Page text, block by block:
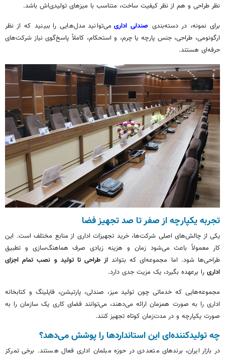
نظر طراحی و هم از نظر کیفیت ساخت، متناسب با میزهای تولیدی‌اش باشد.
برای نمونه، در دسته‌بندی صندلی اداریمی‌توانید مدل‌هایی را ببینید که از نظر
ارگونومی، طراحی، جنس پارچه یا چرم، و استحکام، کاملاً پاسخ‌گوی نیاز شرکت‌های
حرفه‌ای هستند.
تجربه یکپارچه از صفر تا صد تجهیز فضا
یکی از چالش‌های اصلی شرکت‌ها، خرید تجهیزات اداری از منابع مختلف است. این
کار معمولاً باعث می‌شود زمان و هزینه زیادی صرف هماهنگ‌سازی و تطبیق
طراحی‌ها شود. اما مجموعه‌ای که بتوانداز طراحی تا تولید و نصب تمام اجزای
اداری را برعهده بگیرد، یک مزیت جدی دارد.
مجموعه‌هایی که خدماتی چون تولید میز، صندلی، پارتیشن، فایلینگ و کتابخانه
اداری را به صورت همزمان ارائه می‌دهند، می‌توانند فضای کاری یک سازمان را به
صورت یکپارچه و در مدت‌زمان کوتاه تجهیز کنند.
چه تولیدکننده‌ای این استانداردها را پوشش می‌دهد؟
در بازار ایران، برندهای متعددی در حوزه مبلمان اداری فعال هستند. برخی تمرکز